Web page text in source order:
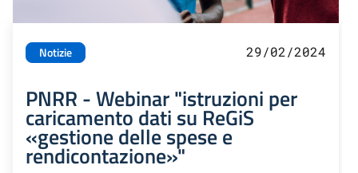
Notizie 29/02/2024
PNRR - Webinar "istruzioni per
caricamento dati su ReGiS
«gestione delle spese e
rendicontazione»"